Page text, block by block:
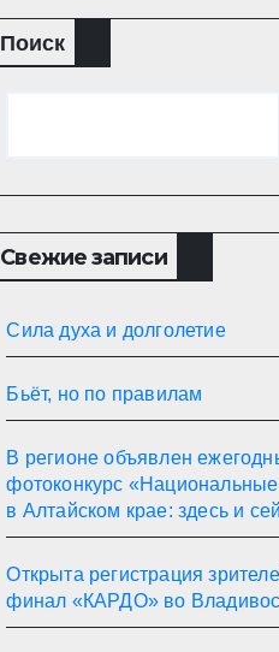
Поиск
Свежие записи
Сила духа и долголетие
Бьёт, но по правилам
В регионе объявлен
фотоконкурс
в Алтайском крае: здесь и
Открыта регистрация
финал «КАРДО» во